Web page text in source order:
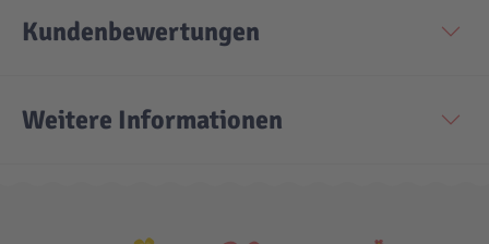
Kundenbewertungen
Weitere Informationen